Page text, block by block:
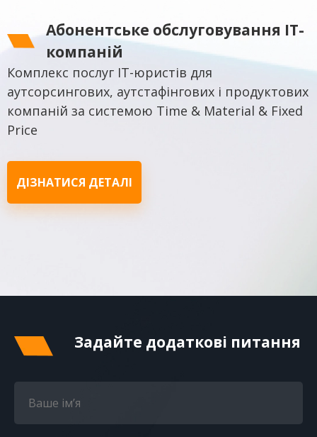
Абонентське обслуговування IT-
компаній
Комплекс послуг IT-юристів для
аутсорсингових, аутстафінгових і продуктових
компаній за системою Time & Material & Fixed
Price
ДІЗНАТИСЯ ДЕТАЛІ
Задайте додаткові питання